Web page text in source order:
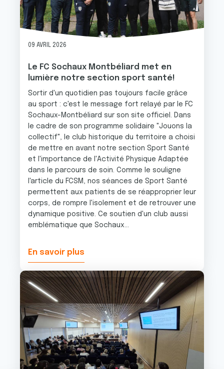
09 AVRIL 2026
Le FC Sochaux Montbéliard met en
lumière notre section sport santé!
Sortir d'un quotidien pas toujours facile grâce
au sport : c'est le message fort relayé par le FC
Sochaux-Montbéliard sur son site officiel. Dans
le cadre de son programme solidaire "Jouons la
collectif", le club historique du territoire a choisi
de mettre en avant notre section Sport Santé
et l'importance de l'Activité Physique Adaptée
dans le parcours de soin. Comme le souligne
l'article du FCSM, nos séances de Sport Santé
permettent aux patients de se réapproprier leur
corps, de rompre l'isolement et de retrouver une
dynamique positive. Ce soutien d'un club aussi
emblématique que Sochaux...
En savoir plus
Image